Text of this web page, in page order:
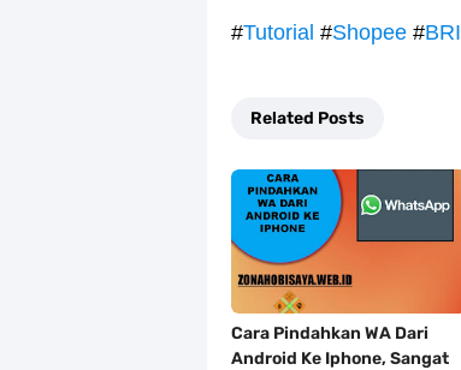
#Tutorial #Shopee #BRI
Related Posts
Cara Pindahkan WA Dari
Android Ke Iphone, Sangat